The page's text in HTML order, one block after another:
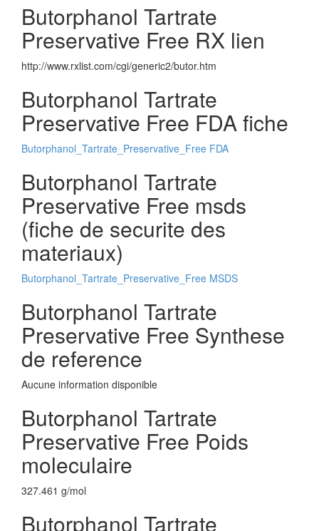
Butorphanol Tartrate
Preservative Free RX lien
http://www.rxlist.com/cgi/generic2/butor.htm
Butorphanol Tartrate
Preservative Free FDA fiche
Butorphanol_Tartrate_Preservative_Free FDA
Butorphanol Tartrate
Preservative Free msds
(fiche de securite des
materiaux)
Butorphanol_Tartrate_Preservative_Free MSDS
Butorphanol Tartrate
Preservative Free Synthese
de reference
Aucune information disponible
Butorphanol Tartrate
Preservative Free Poids
moleculaire
327.461 g/mol
Butorphanol Tartrate